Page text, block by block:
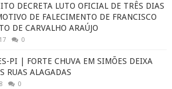
DECRETA LUTO OFICIAL DE TRÊS DIAS
DE FALECIMENTO DE FRANCISCO
DE CARVALHO ARAÚJO
0
PI | FORTE CHUVA EM SIMÕES DEIXA
RUAS ALAGADAS
0